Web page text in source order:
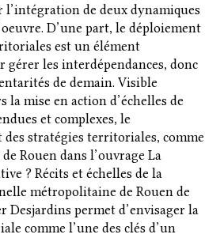
l’intégration de deux dynamiques
D’une part, le déploiement
est un élément
les interdépendances, donc
de demain. Visible
la mise en action d’échelles de
et complexes, le
stratégies territoriales, comme
Rouen dans l’ouvrage La
? Récits et échelles de la
métropolitaine de Rouen de
Desjardins permet d’envisager la
comme l’une des clés d’un